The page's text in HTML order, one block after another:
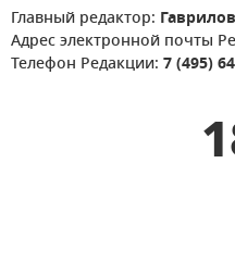
Главный редактор:
Адрес электронной почты
Телефон Редакции: 7 (495)